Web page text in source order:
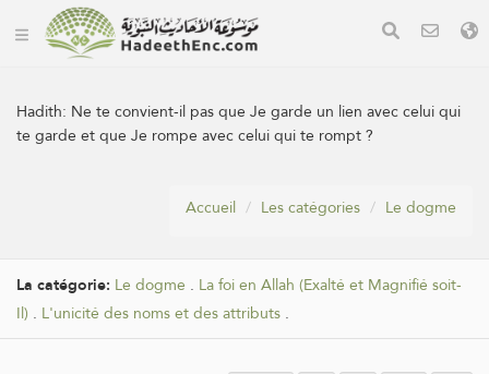
Hadith: Ne te convient-il pas que Je garde un lien avec celui qui
te garde et que Je rompe avec celui qui te rompt ?
Accueil Les catégories Le dogme
La catégorie: Le dogme . La foi en Allah (Exalté et Magnifié soit-
Il) . L'unicité des noms et des attributs .